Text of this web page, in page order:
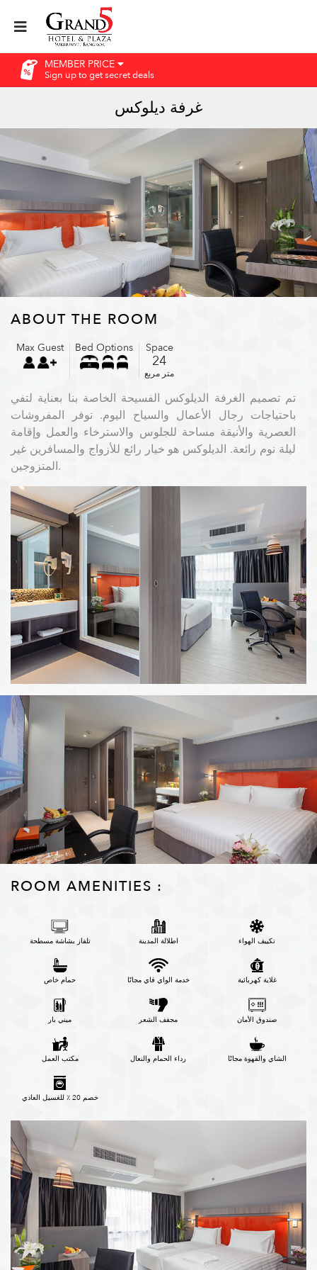
MEMBER PRICE
Sign up to get secret deals
عرض
المرافق
GALLERY
LOCATION
EN
غرفة ديلوكس
ABOUT THE ROOM
Max Guest Bed Options Space
24
متر مربع
تم تصميم الغرفة الديلوكس الفسيحة الخاصة بنا بعناية لتفي
باحتياجات رجال الأعمال والسياح اليوم. توفر المفروشات
العصرية والأنيقة مساحة للجلوس والاسترخاء والعمل وإقامة
ليلة نوم رائعة. الديلوكس هو خيار رائع للأزواج والمسافرين غير
المتزوجين.
ROOM AMENITIES :
تلفاز بشاشة مسطحة اطلالة المدينة تكييف الهواء
حمام خاص خدمة الواي فاي مجانًا غلاية كهربائية
ميني بار مجفف الشعر صندوق الأمان
مكتب العمل رداء الحمام والنعال الشاي والقهوة مجانًا
خصم 20 ٪ للغسيل العادي